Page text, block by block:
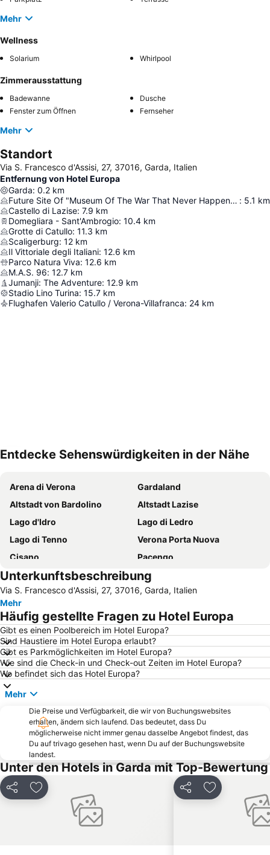
Mehr
Wellness
Solarium Whirlpool
Zimmerausstattung
Badewanne
Dusche
Fenster zum Öffnen
Fernseher
Mehr
Standort
Via S. Francesco d'Assisi, 27, 37016, Garda, Italien
Entfernung von Hotel Europa
Garda: 0.2 km
Future Site Of "Museum Of The War That Never Happened" : 5.1 km
Castello di Lazise: 7.9 km
Domegliara - Sant'Ambrogio: 10.4 km
Grotte di Catullo: 11.3 km
Scaligerburg: 12 km
Il Vittoriale degli Italiani: 12.6 km
Parco Natura Viva: 12.6 km
M.A.S. 96: 12.7 km
Jumanji: The Adventure: 12.9 km
Stadio Lino Turina: 15.7 km
Flughafen Valerio Catullo / Verona-Villafranca: 24 km
Entdecke Sehenswürdigkeiten in der Nähe
Arena di Verona
Gardaland
Altstadt von Bardolino
Altstadt Lazise
Lago d'Idro
Lago di Ledro
Lago di Tenno
Verona Porta Nuova
Cisano
Pacengo
Monte Baldo - Malcesine
Seepromenade
Altstadt von Garda
Flughafen Verona
Castelletto di Brenzone
Borghetto
Altstadt von Peschiera
Assenza di Brenzone
Seilbahn Monte Baldo Malcesine
La Limonaia del Castèl
San Zeno
Burg Malcesine
Centro storico
Altstadt von Torri del Benaco
Riva del Garda Covention and Exhibition Centre
Porta Nuova
Marciaga
Santa Maria Maggiore
Classique
Altstadt von Gargnano
Pai
Movieland Studio Park
Gardone Riviera Lido
Hafen von Peschiera
Piazza Bra
Hafenpromenade Gargagno
Museo delle palafitte del Lago di Ledro
Caselle di Sommacampagna
Unterkunftsbeschreibung
Via S. Francesco d'Assisi, 27, 37016, Garda, Italien
Mehr
Häufig gestellte Fragen zu Hotel Europa
Gibt es einen Poolbereich im Hotel Europa?
Sind Haustiere im Hotel Europa erlaubt?
Gibt es Parkmöglichkeiten im Hotel Europa?
Wie sind die Check-in und Check-out Zeiten im Hotel Europa?
Wo befindet sich das Hotel Europa?
Mehr
Die Preise und Verfügbarkeit, die wir von Buchungswebsites
erhalten, ändern sich laufend. Das bedeutet, dass Du
möglicherweise nicht immer genau dasselbe Angebot findest, das
Du auf trivago gesehen hast, wenn Du auf der Buchungswebsite
landest.
Unter den Hotels in Garda mit Top-Bewertung
Teilen Zu Favoriten hinzufügen Teilen Zu Favoriten